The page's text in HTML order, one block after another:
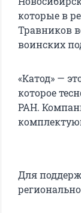
которые в
Травников
воинских
«Катод» —
которое
РАН.
Для